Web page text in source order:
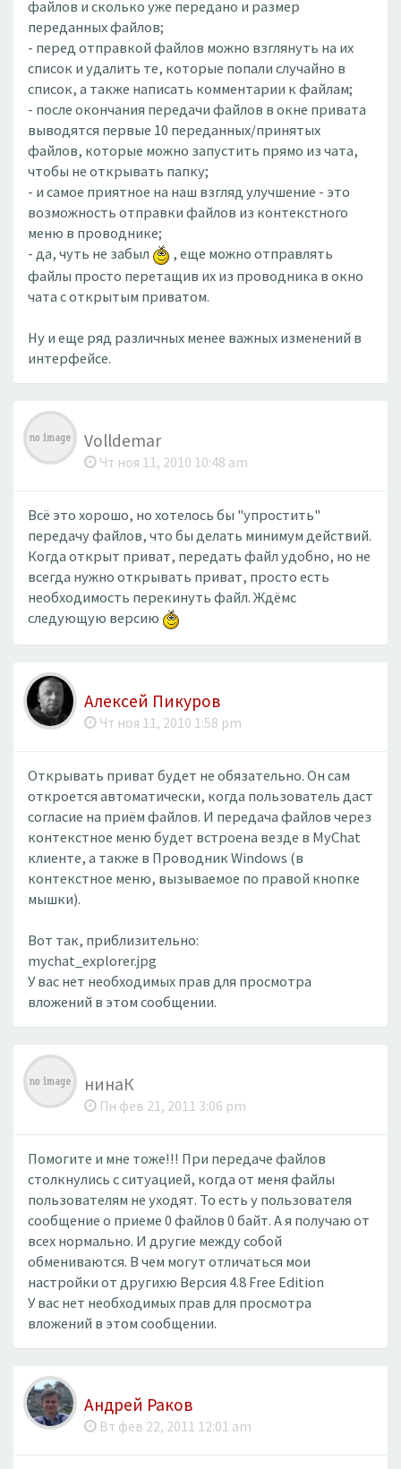
файлов и сколько уже передано и размер
переданных файлов;
- перед отправкой файлов можно взглянуть на их
список и удалить те, которые попали случайно в
список, а также написать комментарии к файлам;
- после окончания передачи файлов в окне привата
выводятся первые 10 переданных/принятых
файлов, которые можно запустить прямо из чата,
чтобы не открывать папку;
- и самое приятное на наш взгляд улучшение - это
возможность отправки файлов из контекстного
меню в проводнике;
- да, чуть не забыл
, еще можно отправлять
файлы просто перетащив их из проводника в окно
чата с открытым приватом.
Ну и еще ряд различных менее важных изменений в
интерфейсе.
Volldemar
Чт ноя 11, 2010 10:48 am
Всё это хорошо, но хотелось бы "упростить"
передачу файлов, что бы делать минимум действий.
Когда открыт приват, передать файл удобно, но не
всегда нужно открывать приват, просто есть
необходимость перекинуть файл. Ждёмс
следующую версию
Алексей Пикуров
Чт ноя 11, 2010 1:58 pm
Открывать приват будет не обязательно. Он сам
откроется автоматически, когда пользователь даст
согласие на приём файлов. И передача файлов через
контекстное меню будет встроена везде в MyChat
клиенте, а также в Проводник Windows (в
контекстное меню, вызываемое по правой кнопке
мышки).
Вот так, приблизительно:
mychat_explorer.jpg
У вас нет необходимых прав для просмотра
вложений в этом сообщении.
нинаК
Пн фев 21, 2011 3:06 pm
Помогите и мне тоже!!! При передаче файлов
столкнулись с ситуацией, когда от меня файлы
пользователям не уходят. То есть у пользователя
сообщение о приеме 0 файлов 0 байт. А я получаю от
всех нормально. И другие между собой
обмениваются. В чем могут отличаться мои
настройки от другихю Версия 4.8 Free Edition
У вас нет необходимых прав для просмотра
вложений в этом сообщении.
Андрей Раков
Вт фев 22, 2011 12:01 am